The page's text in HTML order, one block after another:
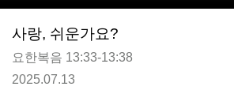
사랑, 쉬운가요?
요한복음 13:33-13:38
2025.07.13